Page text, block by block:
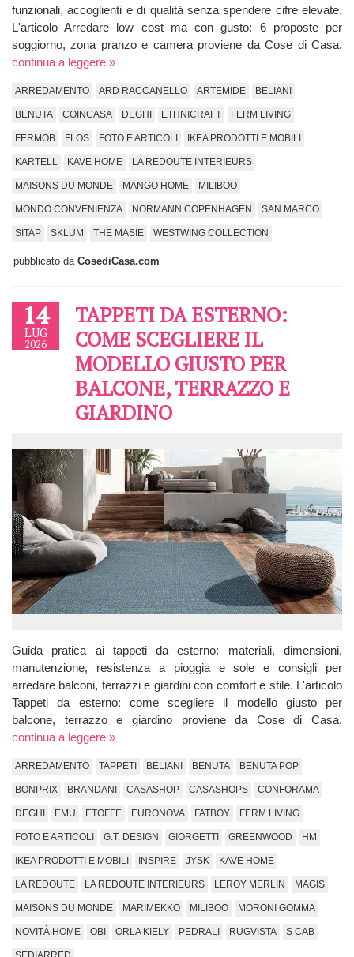
funzionali, accoglienti e di qualità senza spendere cifre elevate.
L'articolo Arredare low cost ma con gusto: 6 proposte per
soggiorno, zona pranzo e camera proviene da Cose di Casa.
continua a leggere »
ARREDAMENTO ARD RACCANELLO ARTEMIDE BELIANI
BENUTA COINCASA DEGHI ETHNICRAFT FERM LIVING
FERMOB FLOS FOTO E ARTICOLI IKEA PRODOTTI E MOBILI
KARTELL KAVE HOME LA REDOUTE INTERIEURS
MAISONS DU MONDE MANGO HOME MILIBOO
MONDO CONVENIENZA NORMANN COPENHAGEN SAN MARCO
SITAP SKLUM THE MASIE WESTWING COLLECTION
pubblicato da CosediCasa.com
14
LUG
2026
TAPPETI DA ESTERNO:
COME SCEGLIERE IL
MODELLO GIUSTO PER
BALCONE, TERRAZZO E
GIARDINO
Guida pratica ai tappeti da esterno: materiali, dimensioni,
manutenzione, resistenza a pioggia e sole e consigli per
arredare balconi, terrazzi e giardini con comfort e stile. L'articolo
Tappeti da esterno: come scegliere il modello giusto per
balcone, terrazzo e giardino proviene da Cose di Casa.
continua a leggere »
ARREDAMENTO TAPPETI BELIANI BENUTA BENUTA POP
BONPRIX BRANDANI CASASHOP CASASHOPS CONFORAMA
DEGHI EMU ETOFFE EURONOVA FATBOY FERM LIVING
FOTO E ARTICOLI G.T. DESIGN GIORGETTI GREENWOOD HM
IKEA PRODOTTI E MOBILI INSPIRE JYSK KAVE HOME
LA REDOUTE LA REDOUTE INTERIEURS LEROY MERLIN MAGIS
MAISONS DU MONDE MARIMEKKO MILIBOO MORONI GOMMA
NOVITÀ HOME OBI ORLA KIELY PEDRALI RUGVISTA S CAB